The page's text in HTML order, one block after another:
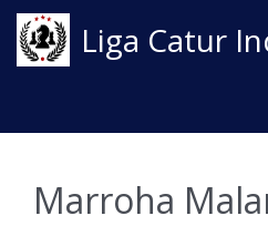
Liga Catur
Marroha